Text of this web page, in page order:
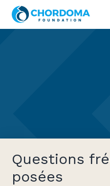
Skip to Main Content
Questions
posées